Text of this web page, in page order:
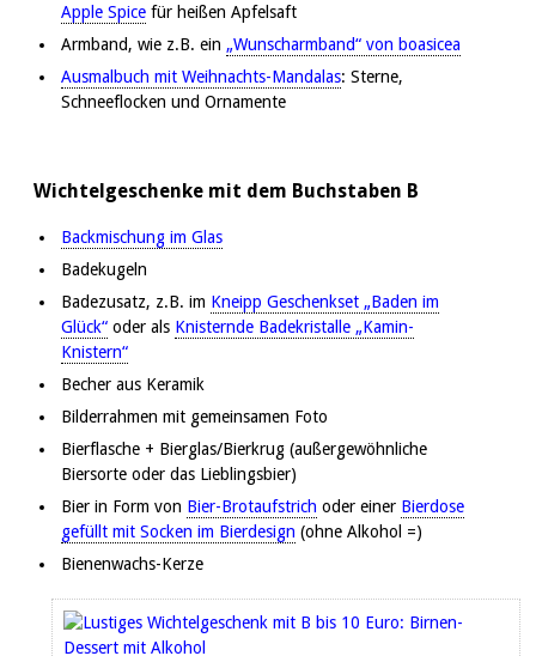
Apple Spice für heißen Apfelsaft
Armband, wie z.B. ein „Wunscharmband“ von boasicea
Ausmalbuch mit Weihnachts-Mandalas: Sterne,
Schneeflocken und Ornamente
Wichtelgeschenke mit dem Buchstaben B
Backmischung im Glas
Badekugeln
Badezusatz, z.B. im Kneipp Geschenkset „Baden im
Glück“ oder als Knisternde Badekristalle „Kamin-
Knistern“
Becher aus Keramik
Bilderrahmen mit gemeinsamen Foto
Bierflasche + Bierglas/Bierkrug (außergewöhnliche
Biersorte oder das Lieblingsbier)
Bier in Form von Bier-Brotaufstrich oder einer Bierdose
gefüllt mit Socken im Bierdesign (ohne Alkohol =)
Bienenwachs-Kerze